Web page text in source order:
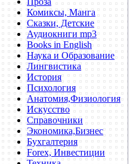
Комиксы, Манга
Сказки, Детские
Аудиокниги mp3
Books in English
Наука и Образование
Лингвистика
История
Психология
Анатомия,Физиология
Искусство
Справочники
Экономика,Бизнес
Бухгалтерия
Forex, Инвестиции